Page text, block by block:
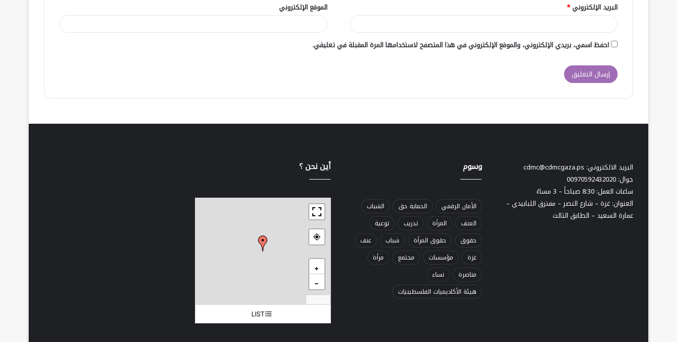
البريد الإلكتروني* الموقع الإلكتروني
احفظ اسمي، بريدي الإلكتروني، والموقع الإلكتروني في هذا المتصفح لاستخدامها المرة المقبلة في تعليقي.
البريد الالكتروني: cdmc@cdmcgaza.ps
جوال: 00970592432020
ساعات العمل: 8:30 صباحاً – 3 مساءً
العنوان: غزة – شارع النصر – مفترق اللبابيدي –
عمارة السعيد – الطابق الثالث
وسوم
ــــــــــــــــــــ
الأمان الرقمي الحماية حق
الشباب
العنف
المرأة تدريب
توعية
حقوق
حقوق المرأة شباب
عنف
غزة
مؤسسات مجتمع
مرأة
مناصرة
نساء
هيئة الأكاديميات الفلسطينيات
أين نحن ؟
ــــــــــــــــــــ
+
−
LIST